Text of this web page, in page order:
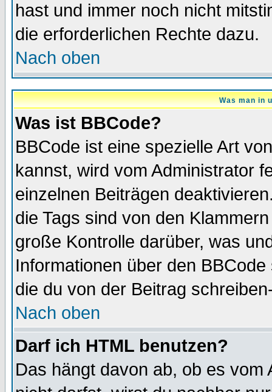
hast und immer noch nicht
die erforderlichen Rechte dazu.
Nach oben
Was man in
Was ist BBCode?
BBCode ist eine spezielle Art
kannst, wird vom Administrator
einzelnen Beiträgen
die Tags sind von den
große Kontrolle darüber, was
Informationen über den
die du von der Beitrag
Nach oben
Darf ich HTML benutzen?
Das hängt davon ab, ob es